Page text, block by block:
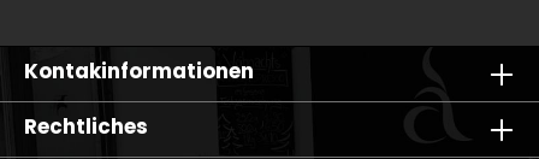
Kontakinformationen
Rechtliches